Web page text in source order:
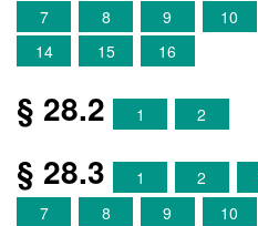
7
8 9 10
14
15 16
§ 28.2 1 2
§ 28.3 1 2
7
8 9 10